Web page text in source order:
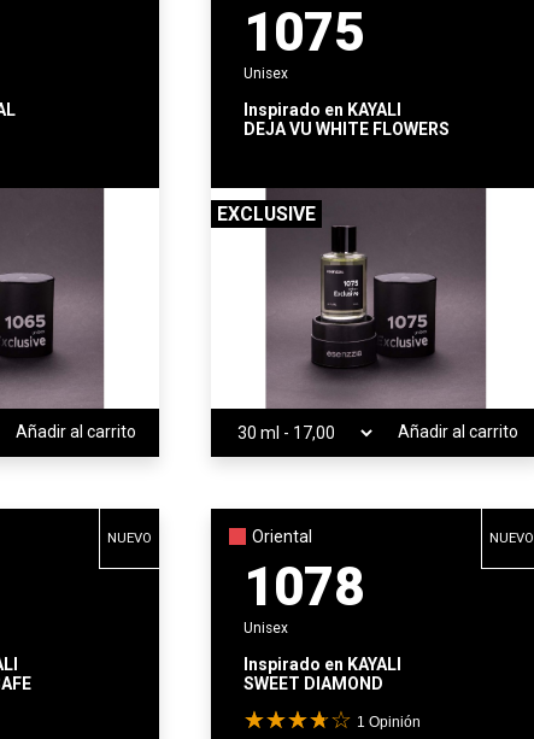
Añadir al carrito
1075
Unisex
Inspirado en KAYALI
DEJA VU WHITE FLOWERS
EXCLUSIVE
Añadir al carrito
NUEVO Oriental
1078
Unisex
Inspirado en KAYALI
SWEET DIAMOND
1 Opinión
NUEVO